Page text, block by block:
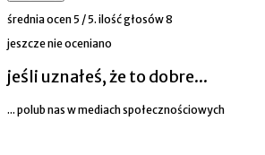
średnia ocen5 / 5. ilość głosów8
jeszcze nie oceniano
jeśli uznałeś, że to dobre...
... polub nas w mediach społecznościowych